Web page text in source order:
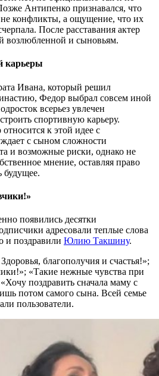
Антипенко признавался, что
конфликты, а ощущение, что их
После расставания актер
возлюбленной и сыновьям.
карьеры
Ивана, который решил
Федор выбрал совсем иной
всерьез увлечен
спортивную карьеру.
к этой идее с
с сыном сложности
и возможные риски, однако не
мнение, оставляя право
будущее.
появились десятки
адресовали теплые слова
и поздравили Юлию Такшину.
благополучия и счастья!»;
«Такие нежные чувства при
поздравить сначала маму с
потом самого сына. Всей семье
пользователи.